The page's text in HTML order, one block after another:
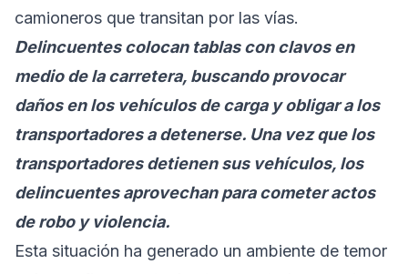
camioneros que transitan por las vías.
Delincuentes colocan tablas con clavos en
medio de la carretera, buscando provocar
daños en los vehículos de carga y obligar a los
transportadores a detenerse. Una vez que los
transportadores detienen sus vehículos, los
delincuentes aprovechan para cometer actos
de robo y violencia.
Esta situación ha generado un ambiente de temor